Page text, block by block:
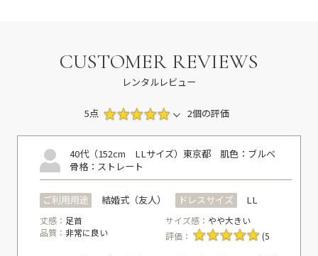
CUSTOMER REVIEWS
レンタルレビュー
5点 2個の評価
40代（152cm LLサイズ） 東京都 肌色：ブルべ
骨格：ストレート
ご利用用途 結婚式（友人） ドレスサイズ LL
丈感： 足首 サイズ感： やや大きい
品質： 非常に良い 評価： (5